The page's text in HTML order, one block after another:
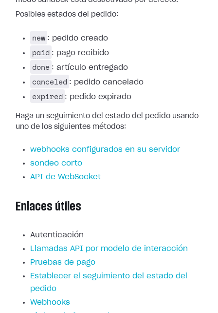
Posibles estados del pedido:
new : pedido creado
paid : pago recibido
done : artículo entregado
canceled : pedido cancelado
expired : pedido expirado
Haga un seguimiento del estado del pedido usando
uno de los siguientes métodos:
webhooks configurados en su servidor
sondeo corto
API de WebSocket
Enlaces útiles
Autenticación
Llamadas API por modelo de interacción
Pruebas de pago
Establecer el seguimiento del estado del
pedido
Webhooks